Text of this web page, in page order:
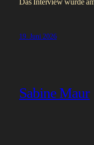
Das Interview wurde
19. Juni 2026
Sabine Maur